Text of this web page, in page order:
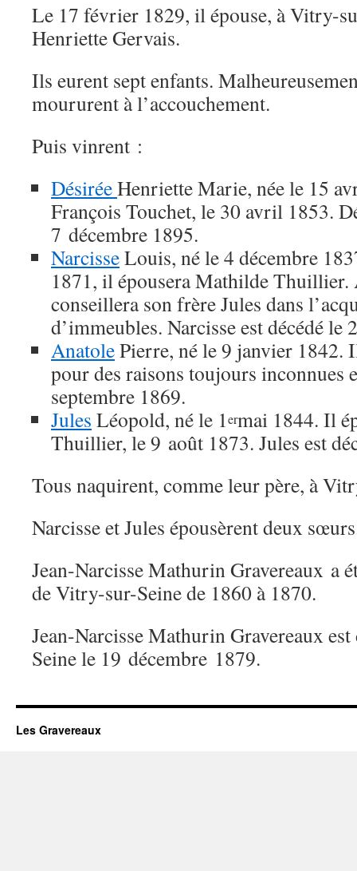
Le 17 février 1829, il épouse, à Vitry-
Henriette Gervais.
Ils eurent sept enfants.
moururent à l’accouchement.
Puis vinrent :
DésiréeHenriette Marie, née le 15
François Touchet, le 30 avril 1853.
7 décembre 1895.
NarcisseLouis, né le 4 décembre
1871, il épousera Mathilde Thuillier.
conseillera son frère Jules dans
d’immeubles. Narcisse est décédé
AnatolePierre, né le 9 janvier 1842.
pour des raisons toujours inconnues
septembre 1869.
Jules Léopold, né le 1ermai 1844. Il
Thuillier, le 9 août 1873. Jules est
Tous naquirent, comme leur père, à
Narcisse et Jules épousèrent deux
Jean-Narcisse Mathurin Gravereaux a
de Vitry-sur-Seine de 1860 à 1870.
Jean-Narcisse Mathurin Gravereaux
Seine le 19 décembre 1879.
Les Gravereaux